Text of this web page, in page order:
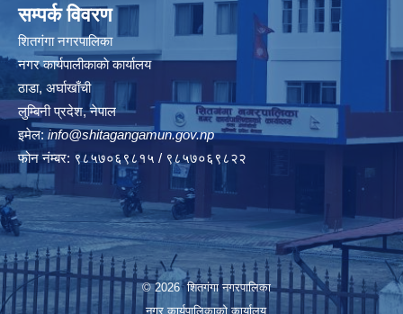
सम्पर्क विवरण
शितगंगा नगरपालिका
नगर कार्यपालीकाकाे कार्यालय
ठाडा, अर्घाखाँची
लुम्बिनी प्रदेश, नेपाल
इमेल: info@shitagangamun.gov.np
फोन नंम्बर: ९८५७०६९८१५ / ९८५७०६९८२२
© 2026 शितगंगा नगरपालिका
नगर कार्यपालिकाकाे कार्यालय